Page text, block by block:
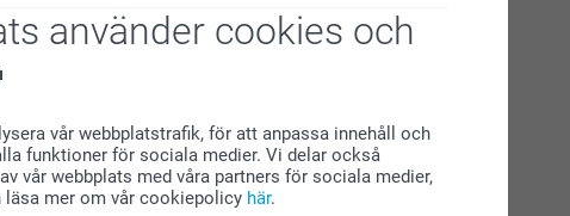
använder cookies och
vår webbplatstrafik, för att anpassa innehåll och
funktioner för sociala medier. Vi delar också
vår webbplats med våra partners för sociala medier,
läsa mer om vår cookiepolicy här.